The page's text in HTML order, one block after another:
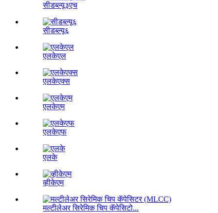
सीडब्ल्यू३एच
सीडब्ल्यू६
एलकेएल
एलकेएक्स
एलकेएम
एलकेएफ
एलके
व्हीकेएम
मल्टीलेअर सिरेमिक चिप कॅपेसिटो...